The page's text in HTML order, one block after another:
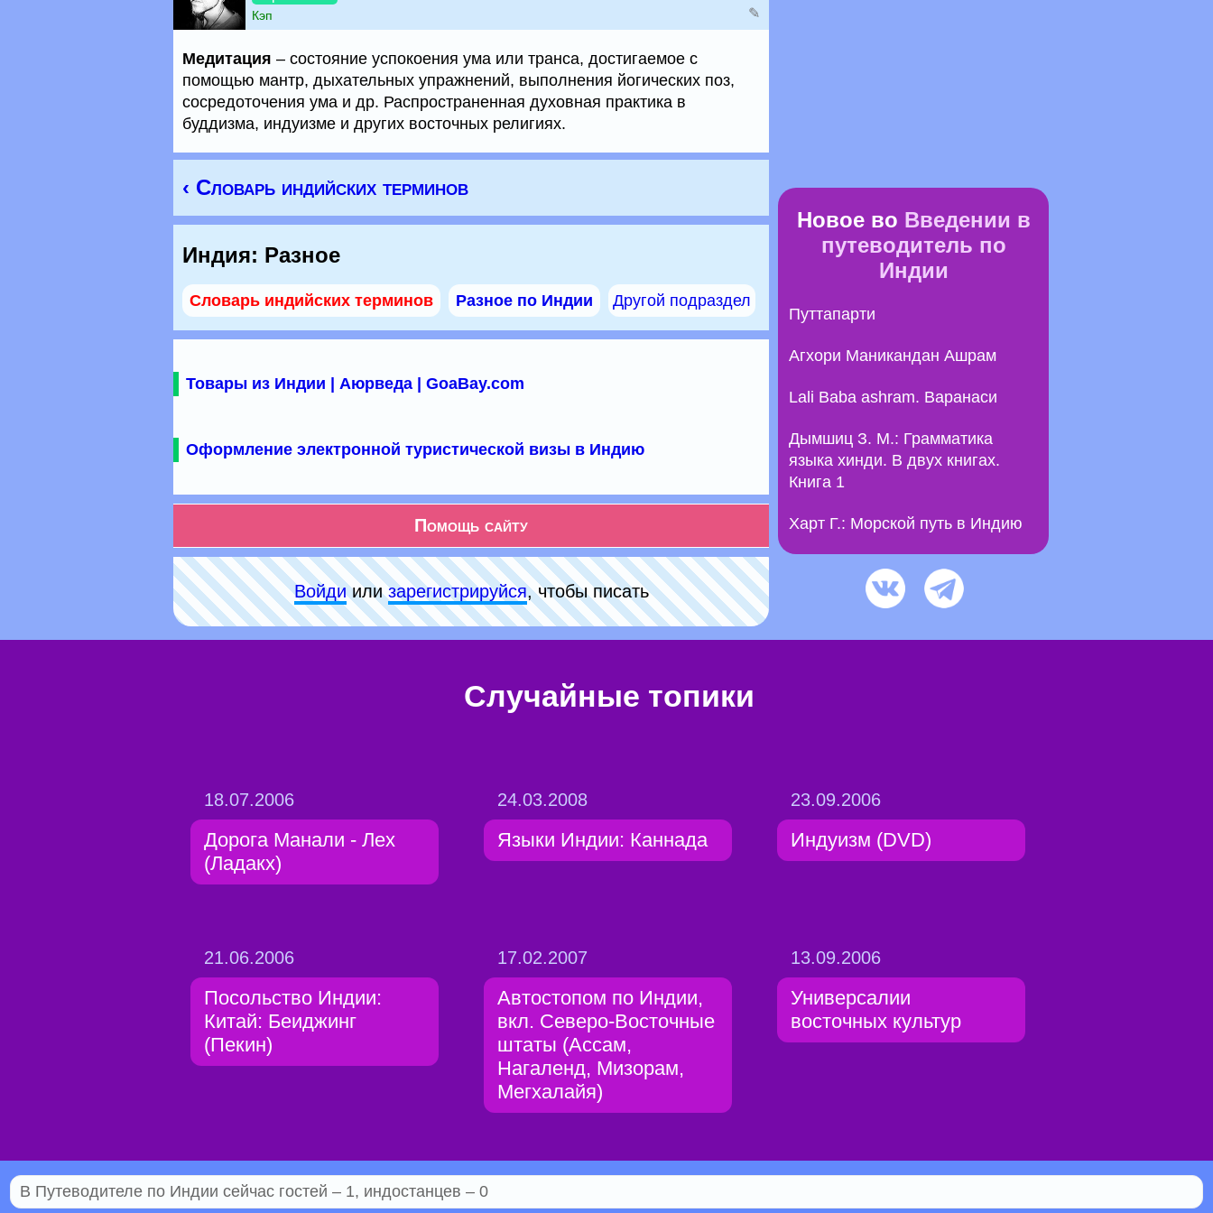
Кэп
✎
Медитация – состояние успокоения ума или транса, достигаемое с
помощью мантр, дыхательных упражнений, выполнения йогических поз,
сосредоточения ума и др. Распространенная духовная практика в
буддизма, индуизме и других восточных религиях.
‹ Словарь индийских терминов
Индия: Разное
Словарь индийских терминов Разное по Индии Другой подраздел
Товары из Индии | Аюрведа | GoaBay.com
Оформление электронной туристической визы в Индию
Помощь сайту
Войдиилизарeгиcтpируйся, чтобы писать
Новое во Введении в
путеводитель по
Индии
Путтапарти
Агхори Маникандан Ашрам
Lali Baba ashram. Варанаси
Дымшиц З. М.: Грамматика
языка хинди. В двух книгах.
Книга 1
Харт Г.: Морской путь в Индию
Случайные топики
18.07.2006
Дорога Манали - Лех
(Ладакх)
24.03.2008
Языки Индии: Каннада
23.09.2006
Индуизм (DVD)
21.06.2006
Посольство Индии:
Китай: Беиджинг
(Пекин)
17.02.2007
Автостопом по Индии,
вкл. Северо-Восточные
штаты (Ассам,
Нагаленд, Мизорам,
Мегхалайя)
13.09.2006
Универсалии
восточных культур
В Путеводителе по Индии сейчас гостей – 1, индостанцев – 0